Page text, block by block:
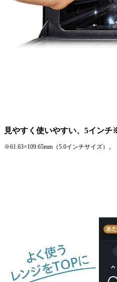
見やすく使いやすい、5イン
※61.63×109.65mm（5.0インチサイズ）。